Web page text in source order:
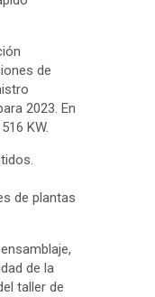
de
2023. En
KW.
de plantas
de la
taller de